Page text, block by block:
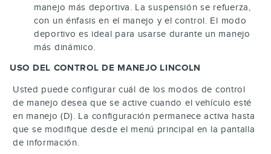
manejo más deportiva. La suspensión se refuerza,
con un énfasis en el manejo y el control. El modo
deportivo es ideal para usarse durante un manejo
más dinámico.
USO DEL CONTROL DE MANEJO LINCOLN
Usted puede configurar cuál de los modos de control
de manejo desea que se active cuando el vehículo esté
en manejo (D). La configuración permanece activa hasta
que se modifique desde el menú principal en la pantalla
de información.